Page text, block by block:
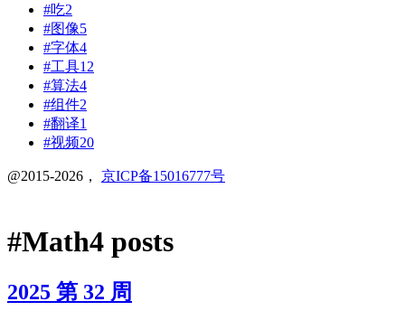
#吃2
#图像5
#字体4
#工具12
#算法4
#组件2
#翻译1
#视频20
@2015-2026， 京ICP备15016777号
#Math4 posts
2025 第 32 周